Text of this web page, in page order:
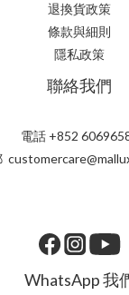
退換貨政策
條款與細則
隱私政策
聯絡我們
電話 +852
WhatsApp 我